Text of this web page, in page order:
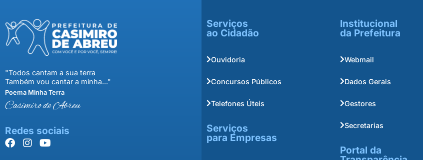
"Todos cantam a sua terra
Também vou cantar a minha..."
Poema Minha Terra
Casimiro de Abreu
Redes sociais
Serviços
ao Cidadão
Ouvidoria
Concursos Públicos
Telefones Úteis
Serviços
para Empresas
Institucional
da Prefeitura
Webmail
Dados Gerais
Gestores
Secretarias
Portal da